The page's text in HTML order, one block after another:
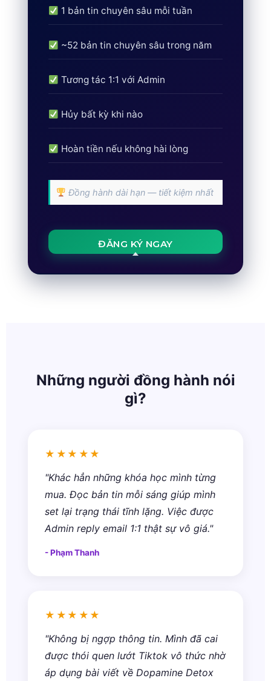
1 bản tin chuyên sâu mỗi tuần
~52 bản tin chuyên sâu trong năm
Tương tác 1:1 với Admin
Hủy bất kỳ khi nào
Hoàn tiền nếu không hài lòng
Đồng hành dài hạn — tiết kiệm nhất
ĐĂNG KÝ NGAY
Những người đồng hành nói
gì?
★★★★★
"Khác hẳn những khóa học mình từng
mua. Đọc bản tin mỗi sáng giúp mình
set lại trạng thái tĩnh lặng. Việc được
Admin reply email 1:1 thật sự vô giá."
- Phạm Thanh
★★★★★
"Không bị ngợp thông tin. Mình đã cai
được thói quen lướt Tiktok vô thức nhờ
áp dụng bài viết về Dopamine Detox